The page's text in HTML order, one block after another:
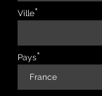
Ville
Pays